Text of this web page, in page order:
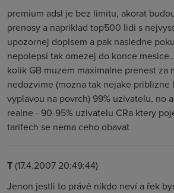
premium adsl je bez limitu, akorat
prenosy a napriklad top500 lidi s
upozornej dopisem a pak nasledne
nepolepsi tak omezej do konce
kolik GB muzem maximalne prenest za
nedozvime (mozna tak nejake
vyplavou na povrch) 99% uzivatelu, no
realne - 90-95% uzivatelu CRa ktery
tarifech se nema ceho obavat
T(17.4.2007 20:49:44)
Jenon jestli to právě nikdo neví a řek